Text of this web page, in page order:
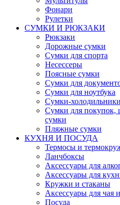
Фонари
Рулетки
СУМКИ И РЮКЗАКИ
Рюкзаки
Дорожные сумки
Сумки для спорта
Несессеры
Поясные сумки
Сумки для
Сумки для ноутбука
Сумки-холодильники
Сумки для покупок,
сумки
Пляжные сумки
КУХНЯ И ПОСУДА
Термосы и
Ланчбоксы
Аксессуары для
Аксессуары для
Кружки и стаканы
Аксессуары для чая
Посуда